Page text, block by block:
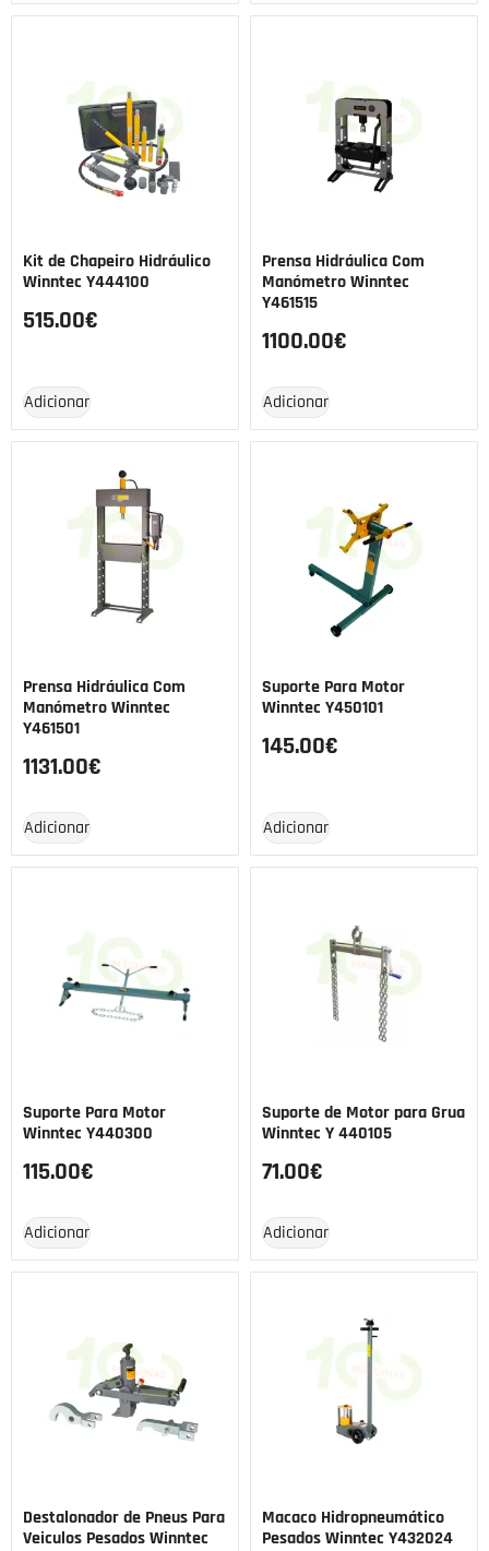
Kit de Chapeiro Hidráulico
Winntec Y444100
515.00€
Adicionar
Prensa Hidráulica Com
Manómetro Winntec
Y461515
1100.00€
Adicionar
Prensa Hidráulica Com
Manómetro Winntec
Y461501
1131.00€
Adicionar
Suporte Para Motor
Winntec Y450101
145.00€
Adicionar
Suporte Para Motor
Winntec Y440300
115.00€
Adicionar
Suporte de Motor para Grua
Winntec Y 440105
71.00€
Adicionar
Destalonador de Pneus Para
Veiculos Pesados Winntec
Macaco Hidropneumático
Pesados Winntec Y432024